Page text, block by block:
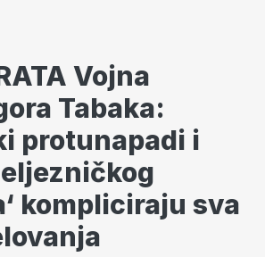
Vojna
Tabaka:
protunapadi i
kompliciraju sva